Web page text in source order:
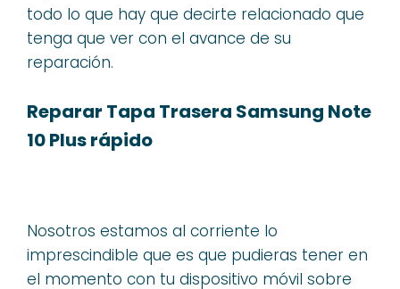
todo lo que hay que decirte relacionado que
tenga que ver con el avance de su
reparación.
Reparar Tapa Trasera Samsung Note
10 Plus rápido
Nosotros estamos al corriente lo
imprescindible que es que pudieras tener en
el momento con tu dispositivo móvil sobre